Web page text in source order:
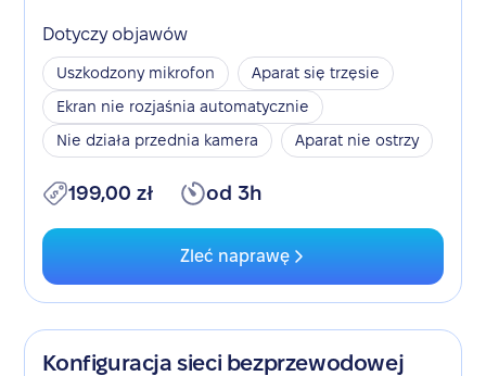
Dotyczy objawów
Uszkodzony mikrofon
Aparat się trzęsie
Ekran nie rozjaśnia automatycznie
Nie działa przednia kamera
Aparat nie ostrzy
199,00 zł od 3h
Zleć naprawę
Konfiguracja sieci bezprzewodowej